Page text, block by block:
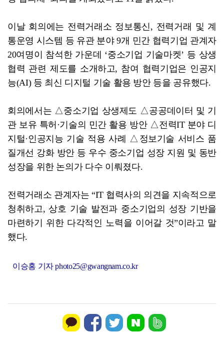
이날 회의에는 전력거래소 정보통신, 전력거래 및 계
통운영 시스템 등 유관 분야 9개 민간 협력기업 관계자
20여명이 참석한 가운데 ‘중소기업 기술마켓’ 등 상생
협력 관련 제도를 소개하고, 참여 협력기업은 인공지
능(AI) 등 최신 디지털 기술 활용 방안 등을 공유했다.
회의에서는 △중소기업 상생제도 △공공데이터 및 기
관 보유 특허·기술의 민간 활용 방안 △전력IT 분야 디
지털·인공지능 기술 적용 사례 △정보기술 서비스 품
질개선 강화 방안 등 우수 중소기업 성장 지원 및 동반
성장을 위한 논의가 다수 이뤄졌다.
전력거래소 관계자는 “IT 협력사의 의견을 지속적으로
청취하고, 상호 기술 발전과 중소기업의 성장 기반을
마련하기 위한 다각적인 노력을 이어갈 것”이라고 말
했다.
이승홍 기자 photo25@gwangnam.co.kr